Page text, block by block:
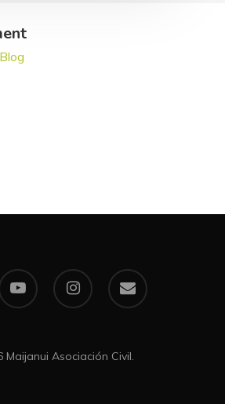
youtube instagram email
Maijanui Asociación Civil.